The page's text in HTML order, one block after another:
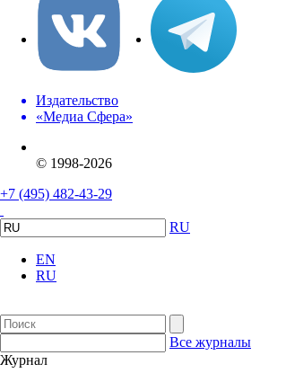
Издательство
«Медиа Сфера»
© 1998-2026
+7 (495) 482-43-29
RU
EN
RU
Все журналы
Журнал